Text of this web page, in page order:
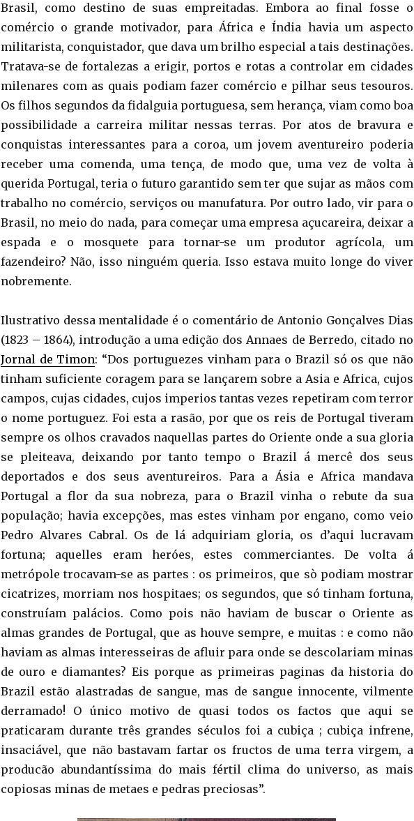
Brasil, como destino de suas empreitadas. Embora ao final fosse o
comércio o grande motivador, para África e Índia havia um aspecto
militarista, conquistador, que dava um brilho especial a tais destinações.
Tratava-se de fortalezas a erigir, portos e rotas a controlar em cidades
milenares com as quais podiam fazer comércio e pilhar seus tesouros.
Os filhos segundos da fidalguia portuguesa, sem herança, viam como boa
possibilidade a carreira militar nessas terras. Por atos de bravura e
conquistas interessantes para a coroa, um jovem aventureiro poderia
receber uma comenda, uma tença, de modo que, uma vez de volta à
querida Portugal, teria o futuro garantido sem ter que sujar as mãos com
trabalho no comércio, serviços ou manufatura. Por outro lado, vir para o
Brasil, no meio do nada, para começar uma empresa açucareira, deixar a
espada e o mosquete para tornar-se um produtor agrícola, um
fazendeiro? Não, isso ninguém queria. Isso estava muito longe do viver
nobremente.
Ilustrativo dessa mentalidade é o comentário de Antonio Gonçalves Dias
(1823 – 1864), introdução a uma edição dos Annaes de Berredo, citado no
Jornal de Timon: “Dos portuguezes vinham para o Brazil só os que não
tinham suficiente coragem para se lançarem sobre a Asia e Africa, cujos
campos, cujas cidades, cujos imperios tantas vezes repetiram com terror
o nome portuguez. Foi esta a rasão, por que os reis de Portugal tiveram
sempre os olhos cravados naquellas partes do Oriente onde a sua gloria
se pleiteava, deixando por tanto tempo o Brazil á mercê dos seus
deportados e dos seus aventureiros. Para a Ásia e Africa mandava
Portugal a flor da sua nobreza, para o Brazil vinha o rebute da sua
população; havia excepções, mas estes vinham por engano, como veio
Pedro Alvares Cabral. Os de lá adquiriam gloria, os d’aqui lucravam
fortuna; aquelles eram heróes, estes commerciantes. De volta á
metrópole trocavam-se as partes : os primeiros, que sò podiam mostrar
cicatrizes, morriam nos hospitaes; os segundos, que só tinham fortuna,
construíam palácios. Como pois não haviam de buscar o Oriente as
almas grandes de Portugal, que as houve sempre, e muitas : e como não
haviam as almas interesseiras de afluir para onde se descolariam minas
de ouro e diamantes? Eis porque as primeiras paginas da historia do
Brazil estão alastradas de sangue, mas de sangue innocente, vilmente
derramado! O único motivo de quasi todos os factos que aqui se
praticaram durante três grandes séculos foi a cubiça ; cubiça infrene,
insaciável, que não bastavam fartar os fructos de uma terra virgem, a
producão abundantíssima do mais fértil clima do universo, as mais
copiosas minas de metaes e pedras preciosas”.